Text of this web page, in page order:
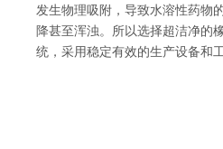
发生物理吸附，导致水溶性药物
降甚至浑浊。所以选择超洁净的
统，采用稳定有效的生产设备和